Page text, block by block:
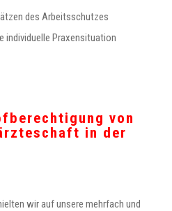
des Arbeitsschutzes
individuelle Praxensituation
von
in der
wir auf unsere mehrfach und